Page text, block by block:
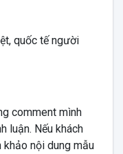
quốc tế người
comment mình
luận. Nếu khách
khảo nội dung mẫu